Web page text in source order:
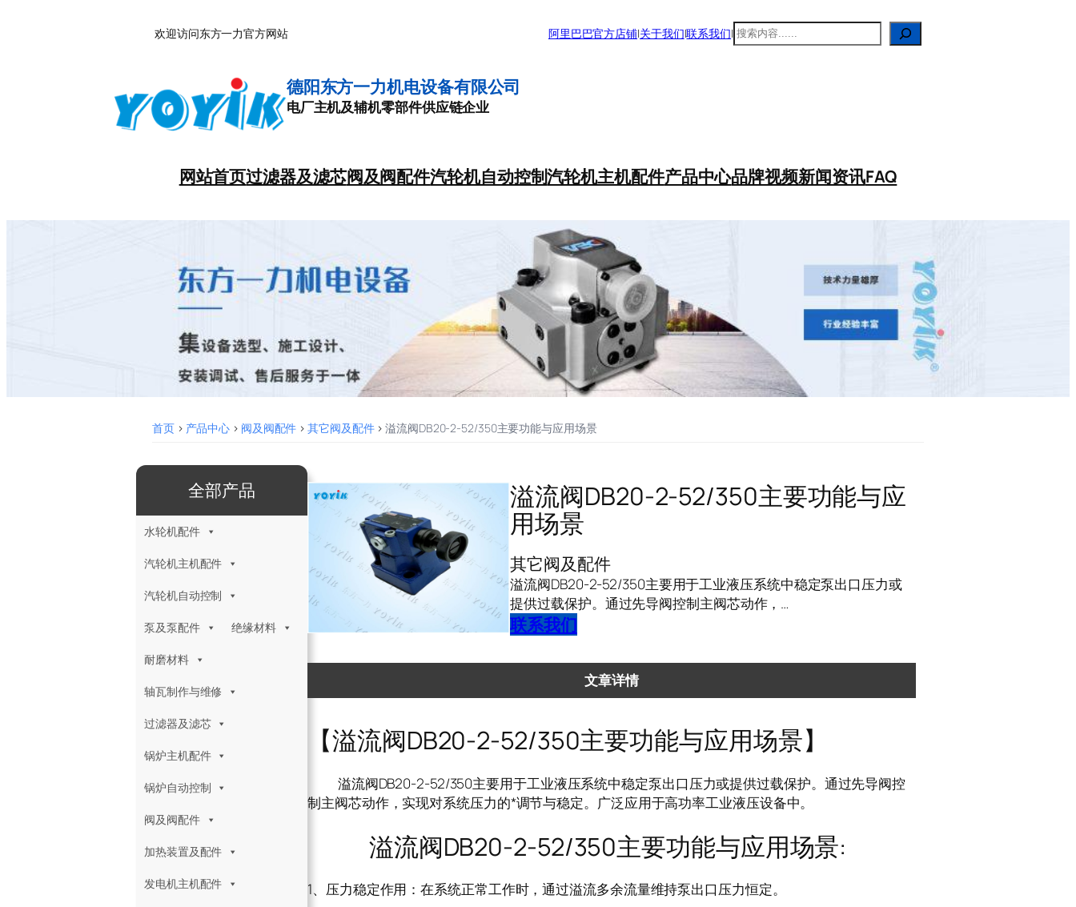
欢迎访问东方一力官方网站 阿里巴巴官方店铺|关于我们|联系我们| 搜
德阳东方一力机电设备有限公司
电厂主机及辅机零部件供应链企业
网站首页过滤器及滤芯阀及阀配件汽轮机自动控制汽轮机主机配件产品中心品牌视频新闻资讯FAQ
首页> 产品中心 > 阀及阀配件 >其它阀及配件>溢流阀DB20-2-52/350主要功能与应用场景
全部产品
水轮机配件
汽轮机主机配件
汽轮机自动控制
泵及泵配件 绝缘材料
耐磨材料
轴瓦制作与维修
过滤器及滤芯
锅炉主机配件
锅炉自动控制
阀及阀配件
加热装置及配件
发电机主机配件
溢流阀DB20-2-52/350主要功能与应
用场景
其它阀及配件
溢流阀DB20-2-52/350主要用于工业液压系统中稳定泵出口压力或
提供过载保护。通过先导阀控制主阀芯动作，…
联系我们
文章详情
【溢流阀DB20-2-52/350主要功能与应用场景】
溢流阀DB20-2-52/350主要用于工业液压系统中稳定泵出口压力或提供过载保护。通过先导阀控
制主阀芯动作，实现对系统压力的*调节与稳定。广泛应用于高功率工业液压设备中。
溢流阀DB20-2-52/350主要功能与应用场景:
1、压力稳定作用：在系统正常工作时，通过溢流多余流量维持泵出口压力恒定。